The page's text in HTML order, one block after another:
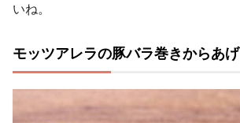
いね。
モッツアレラの豚バラ巻きからあげ